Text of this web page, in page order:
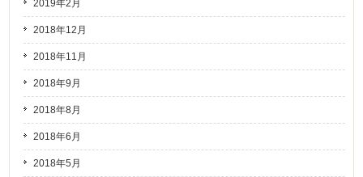
2019年2月
2018年12月
2018年11月
2018年9月
2018年8月
2018年6月
2018年5月